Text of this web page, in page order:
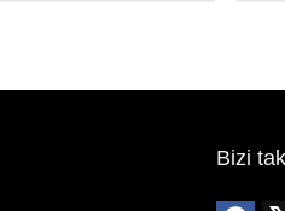
Bizi